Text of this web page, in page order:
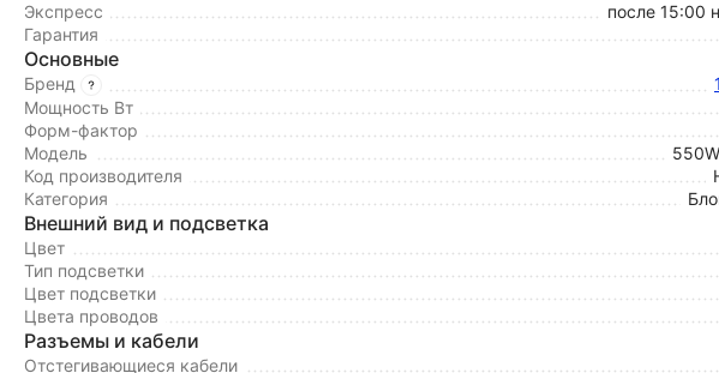
Экспресс
после 15:00
Гарантия
Основные
Бренд
Мощность Вт
Форм-фактор
Модель
Код производителя
Категория
Внешний вид и подсветка
Цвет
Тип подсветки
Цвет подсветки
Цвета проводов
Разъемы и кабели
Отстегивающиеся кабели